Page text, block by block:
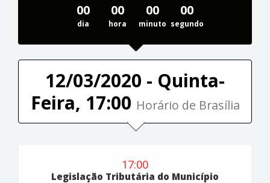
00
dia
00
hora
00
minuto
00
segundo
12/03/2020 - Quinta-
Feira, 17:00 Horário de Brasília
17:00
Legislação Tributária do Município